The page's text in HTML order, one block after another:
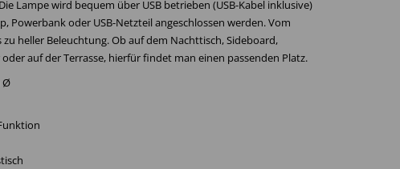
Lampe wird bequem über USB betrieben (USB-Kabel inklusive)
Powerbank oder USB-Netzteil angeschlossen werden. Vom
heller Beleuchtung. Ob auf dem Nachttisch, Sideboard,
auf der Terrasse, hierfür findet man einen passenden Platz.
Ø